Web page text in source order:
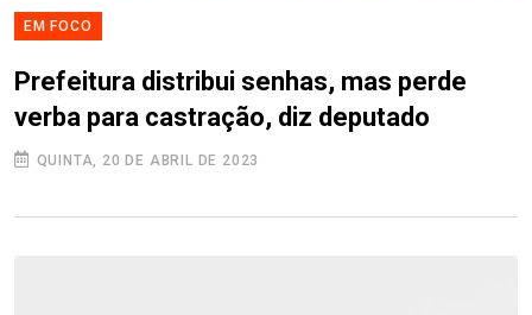
EM FOCO
Prefeitura distribui senhas, mas perde
verba para castração, diz deputado
QUINTA, 20 DE ABRIL DE 2023